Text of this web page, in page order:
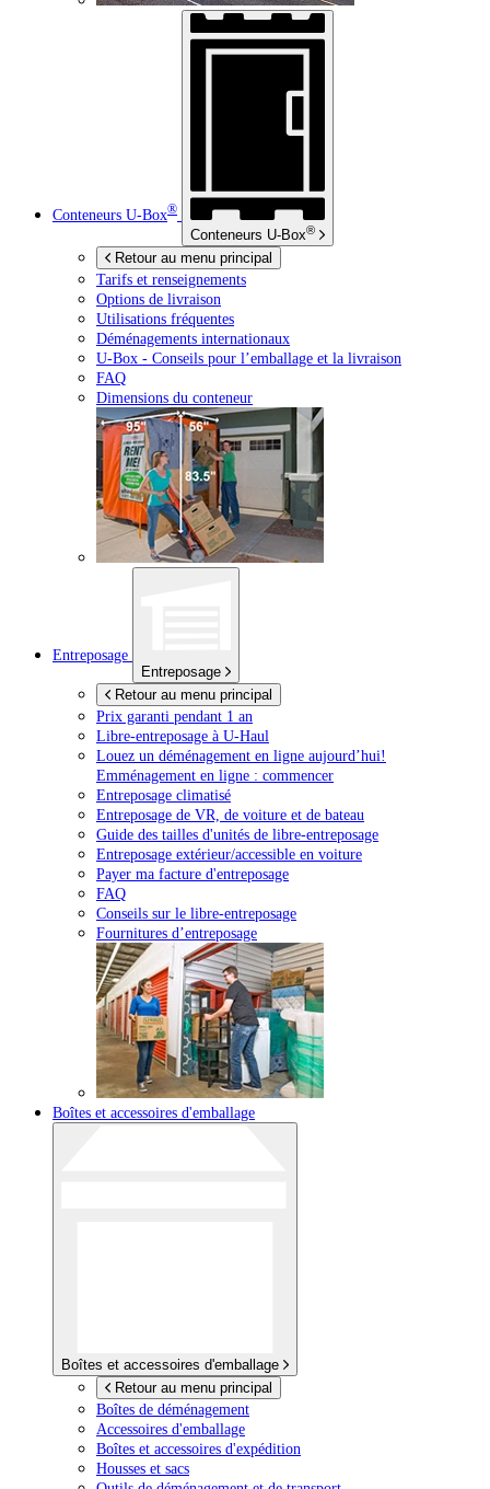
Conteneurs U-Box®
Conteneurs U-Box®
Retour au menu principal
Tarifs et renseignements
Options de livraison
Utilisations fréquentes
Déménagements internationaux
U-Box - Conseils pour l’emballage et la livraison
FAQ
Dimensions du conteneur
Entreposage
Entreposage
Retour au menu principal
Prix garanti pendant 1 an
Libre-entreposage à U-Haul
Louez un déménagement en ligne aujourd’hui!
Emménagement en ligne : commencer
Entreposage climatisé
Entreposage de VR, de voiture et de bateau
Guide des tailles d'unités de libre-entreposage
Entreposage extérieur/accessible en voiture
Payer ma facture d'entreposage
FAQ
Conseils sur le libre-entreposage
Fournitures d’entreposage
Boîtes et accessoires d'emballage
Boîtes et accessoires d'emballage
Retour au menu principal
Boîtes de déménagement
Accessoires d'emballage
Boîtes et accessoires d'expédition
Housses et sacs